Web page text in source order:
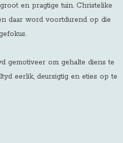
en pragtige tuin. Christelike
daar word voortdurend op die
gemotiveer om gehalte diens te
eerlik, deursigtig en eties op te